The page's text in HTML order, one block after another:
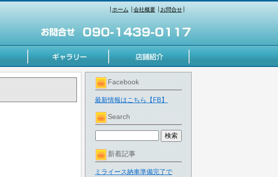
ホーム 会社概要 お問合せ
Facebook
最新情報はこちら【FB】
Search
新着記事
ミライース納車準備完了で